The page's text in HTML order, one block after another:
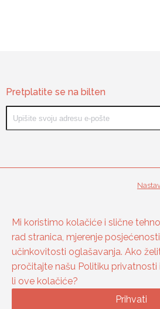
Pretplatite se na bilten
Kontakt
Uvijeti kupovine
Načini i uvjeti plaćanja
Politika privatnosti i kolačića
Postavke kolačića
Mi koristimo kolačiće i slične
rad stranica, mjerenje
učinkovitosti oglašavanja. Ako
pročitajte našu Politiku privatnosti
li ove kolačiće?
Prihvati